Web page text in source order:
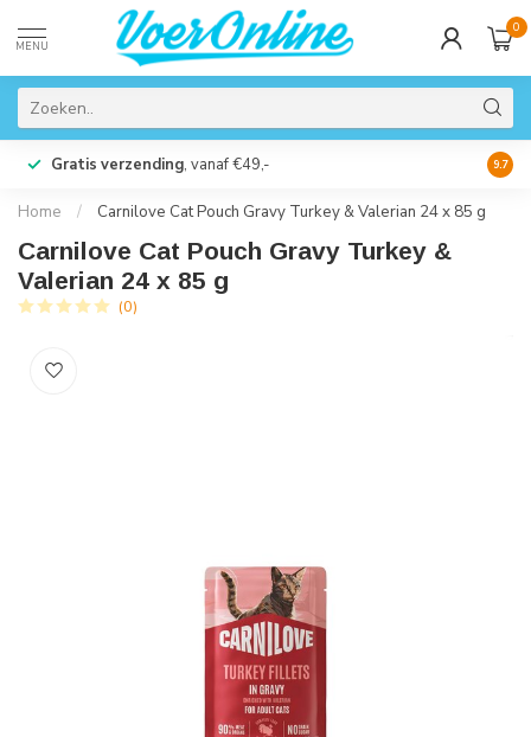
MENU
0
Gratis verzending, vanaf €49,- 9.7
Home / Carnilove Cat Pouch Gravy Turkey & Valerian 24 x 85 g
Carnilove Cat Pouch Gravy Turkey &
Valerian 24 x 85 g
(0)